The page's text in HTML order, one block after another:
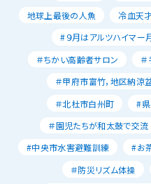
地球上最後の人魚
冷血天
#９月はアルツハイマー
＃ちかい高齢者サロン
＃甲府市富竹，地区納涼
＃北杜市白州町
#県
＃園児たちが和太鼓で交流
#中央市水害避難訓練
#お
＃防災リズム体操